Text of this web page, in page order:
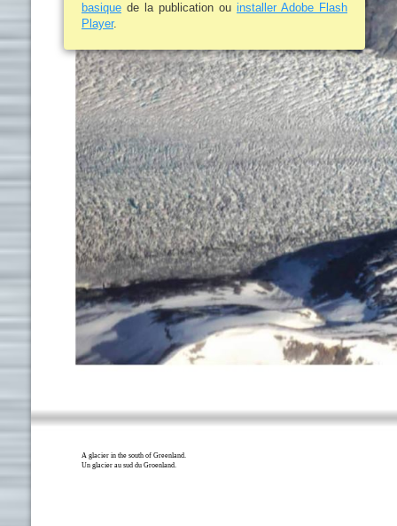
A glacier in the south of Greenland.
Un glacier au sud du Groenland.
basique de la publication ou installer Adobe Flash
Player.